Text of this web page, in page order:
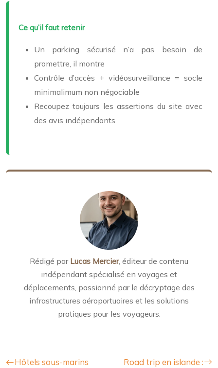
Ce qu’il faut retenir
Un parking sécurisé n’a pas besoin de
promettre, il montre
Contrôle d’accès + vidéosurveillance = socle
minimalimum non négociable
Recoupez toujours les assertions du site avec
des avis indépendants
Rédigé par Lucas Mercier, éditeur de contenu
indépendant spécialisé en voyages et
déplacements, passionné par le décryptage des
infrastructures aéroportuaires et les solutions
pratiques pour les voyageurs.
Hôtels sous-marins
Road trip en islande :